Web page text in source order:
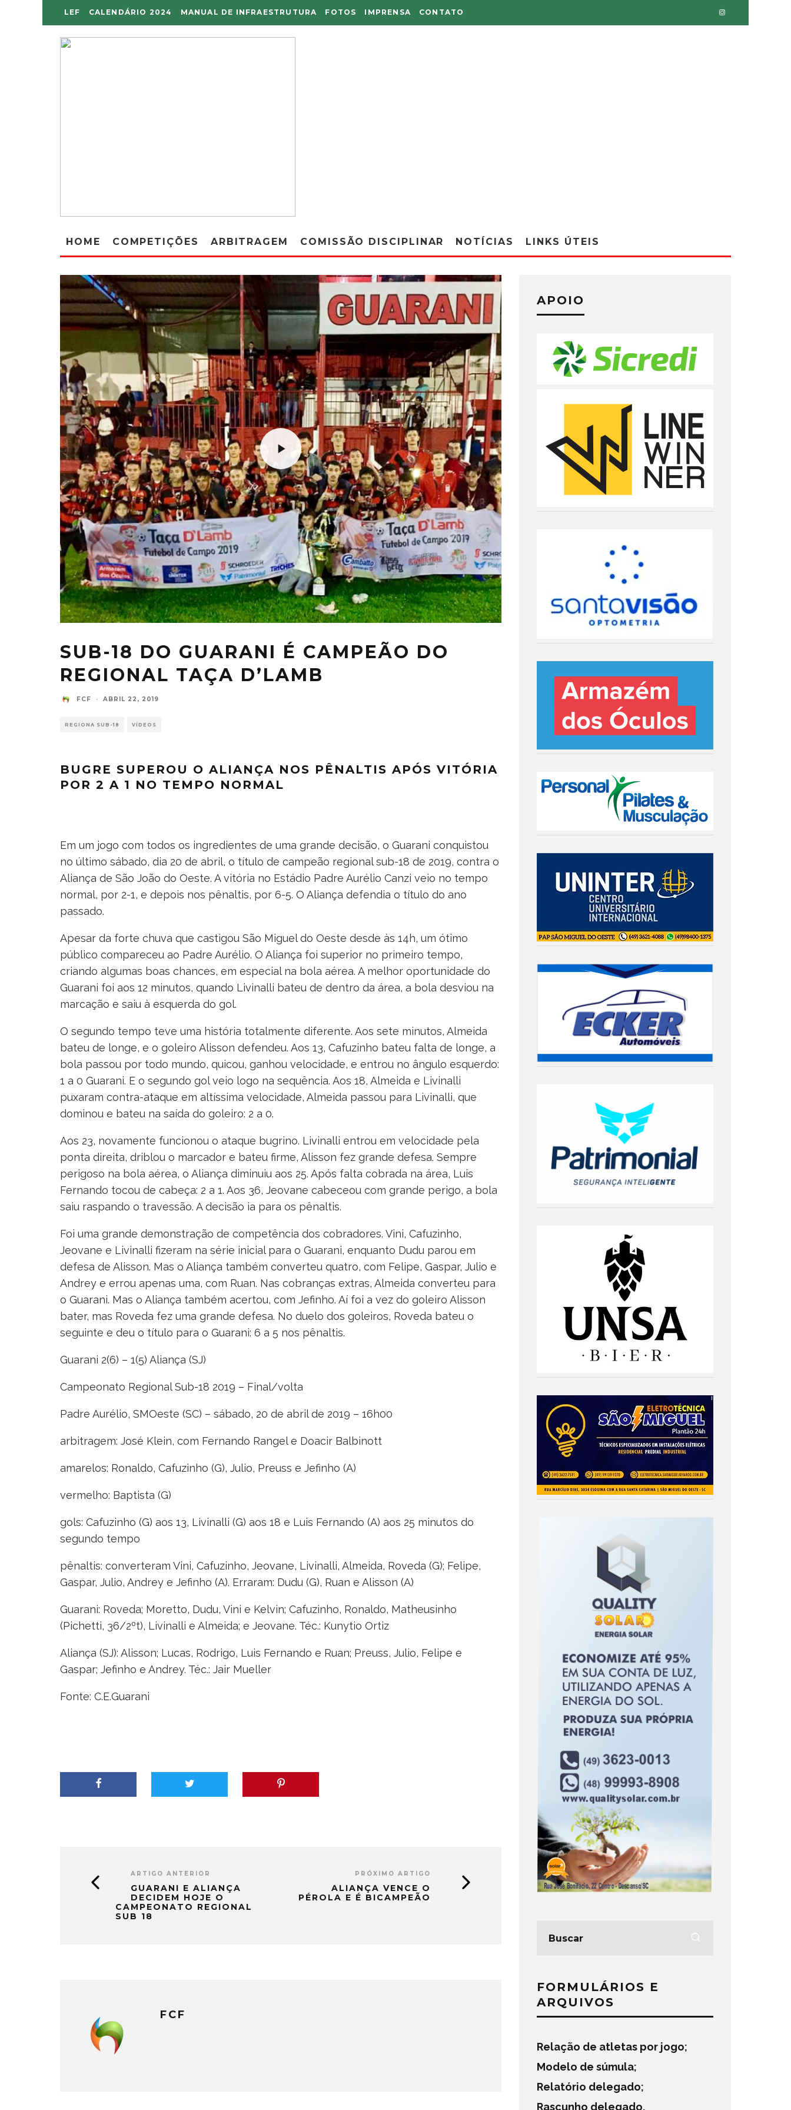
LEF CALENDÁRIO 2024 MANUAL DE INFRAESTRUTURA FOTOS IMPRENSA CONTATO
HOME COMPETIÇÕES ARBITRAGEM COMISSÃO DISCIPLINAR NOTÍCIAS LINKS ÚTEIS
SUB-18 DO GUARANI É CAMPEÃO DO
REGIONAL TAÇA D’LAMB
FCF · ABRIL 22, 2019
REGIONA SUB-18 VÍDEOS
BUGRE SUPEROU O ALIANÇA NOS PÊNALTIS APÓS VITÓRIA
POR 2 A 1 NO TEMPO NORMAL
Em um jogo com todos os ingredientes de uma grande decisão, o Guarani conquistou
no último sábado, dia 20 de abril, o título de campeão regional sub-18 de 2019, contra o
Aliança de São João do Oeste. A vitória no Estádio Padre Aurélio Canzi veio no tempo
normal, por 2-1, e depois nos pênaltis, por 6-5. O Aliança defendia o título do ano
passado.
Apesar da forte chuva que castigou São Miguel do Oeste desde às 14h, um ótimo
público compareceu ao Padre Aurélio. O Aliança foi superior no primeiro tempo,
criando algumas boas chances, em especial na bola aérea. A melhor oportunidade do
Guarani foi aos 12 minutos, quando Livinalli bateu de dentro da área, a bola desviou na
marcação e saiu à esquerda do gol.
O segundo tempo teve uma história totalmente diferente. Aos sete minutos, Almeida
bateu de longe, e o goleiro Alisson defendeu. Aos 13, Cafuzinho bateu falta de longe, a
bola passou por todo mundo, quicou, ganhou velocidade, e entrou no ângulo esquerdo:
1 a 0 Guarani. E o segundo gol veio logo na sequência. Aos 18, Almeida e Livinalli
puxaram contra-ataque em altíssima velocidade, Almeida passou para Livinalli, que
dominou e bateu na saída do goleiro: 2 a 0.
Aos 23, novamente funcionou o ataque bugrino. Livinalli entrou em velocidade pela
ponta direita, driblou o marcador e bateu firme, Alisson fez grande defesa. Sempre
perigoso na bola aérea, o Aliança diminuiu aos 25. Após falta cobrada na área, Luis
Fernando tocou de cabeça: 2 a 1. Aos 36, Jeovane cabeceou com grande perigo, a bola
saiu raspando o travessão. A decisão ia para os pênaltis.
Foi uma grande demonstração de competência dos cobradores. Vini, Cafuzinho,
Jeovane e Livinalli fizeram na série inicial para o Guarani, enquanto Dudu parou em
defesa de Alisson. Mas o Aliança também converteu quatro, com Felipe, Gaspar, Julio e
Andrey e errou apenas uma, com Ruan. Nas cobranças extras, Almeida converteu para
o Guarani. Mas o Aliança também acertou, com Jefinho. Aí foi a vez do goleiro Alisson
bater, mas Roveda fez uma grande defesa. No duelo dos goleiros, Roveda bateu o
seguinte e deu o título para o Guarani: 6 a 5 nos pênaltis.
Guarani 2(6) – 1(5) Aliança (SJ)
Campeonato Regional Sub-18 2019 – Final/volta
Padre Aurélio, SMOeste (SC) – sábado, 20 de abril de 2019 – 16h00
arbitragem: José Klein, com Fernando Rangel e Doacir Balbinott
amarelos: Ronaldo, Cafuzinho (G), Julio, Preuss e Jefinho (A)
vermelho: Baptista (G)
gols: Cafuzinho (G) aos 13, Livinalli (G) aos 18 e Luis Fernando (A) aos 25 minutos do
segundo tempo
pênaltis: converteram Vini, Cafuzinho, Jeovane, Livinalli, Almeida, Roveda (G); Felipe,
Gaspar, Julio, Andrey e Jefinho (A). Erraram: Dudu (G), Ruan e Alisson (A)
Guarani: Roveda; Moretto, Dudu, Vini e Kelvin; Cafuzinho, Ronaldo, Matheusinho
(Pichetti, 36/2ºt), Livinalli e Almeida; e Jeovane. Téc.: Kunytio Ortiz
Aliança (SJ): Alisson; Lucas, Rodrigo, Luis Fernando e Ruan; Preuss, Julio, Felipe e
Gaspar; Jefinho e Andrey. Téc.: Jair Mueller
Fonte: C.E.Guarani
ARTIGO ANTERIOR
GUARANI E ALIANÇA
DECIDEM HOJE O
CAMPEONATO REGIONAL
SUB 18
PRÓXIMO ARTIGO
ALIANÇA VENCE O
PÉROLA E É BICAMPEÃO
FCF
APOIO
FORMULÁRIOS E
ARQUIVOS
Relação de atletas por jogo;
Modelo de súmula;
Relatório delegado;
Rascunho delegado.